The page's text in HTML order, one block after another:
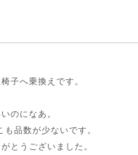
子へ乗換えです。
のになあ。
品数が少ないです。
とうございました。